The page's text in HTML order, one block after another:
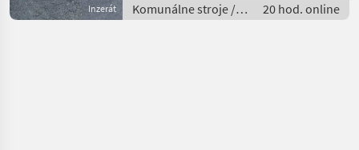
Inzerát
Komunálne stroje /
Zametací stroj
20 hod. online